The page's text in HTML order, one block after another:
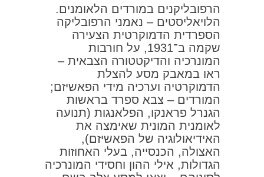
הרפובליקנים במורדים הלאומנים.
הלויאליסטים – נאמני הרפובליקה
הספרדית הדמוקרטית הצעירה
שקמה ב־1931, על חורבות
המונרכיה והדיקטטורה הצבאית –
ראו במאבק מסע להצלת
הדמוקרטיה וערכיה מידי הפאשיזם;
המורדים – צבא ספרד בראשות
הגנרל פראנקו, הפלאנגות (תנועה
לאומנית המונית שאימצה את
האידיאולוגיה של הפאשיזם),
האצולה, הכנסייה, בעלי האחוזות
הגדולות, אילי ההון וחסידי המונרכיה